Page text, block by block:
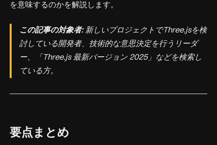
を意味するのかを解説します。
この記事の対象者:新しいプロジェクトでThree.jsを検
討している開発者、技術的な意思決定を行うリーダ
ー、「Three.js 最新バージョン 2025」などを検索し
ている方。
要点まとめ